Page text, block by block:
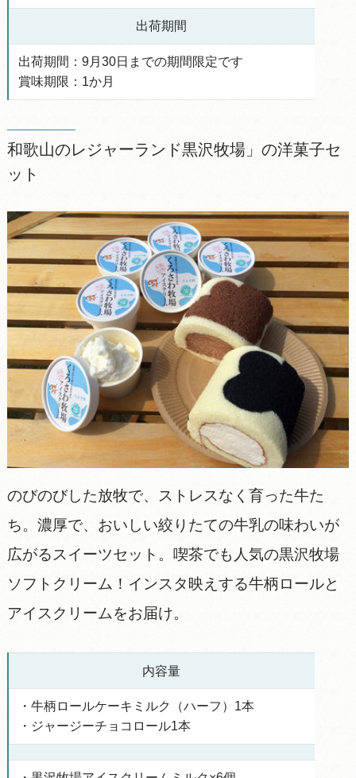
出荷期間
出荷期間：9月30日までの期間限定です
賞味期限：1か月
和歌山のレジャーランド黒沢牧場」の洋菓子セ
ット
のびのびした放牧で、ストレスなく育った牛た
ち。濃厚で、おいしい絞りたての牛乳の味わいが
広がるスイーツセット。喫茶でも人気の黒沢牧場
ソフトクリーム！インスタ映えする牛柄ロールと
アイスクリームをお届け。
内容量
・牛柄ロールケーキミルク（ハーフ）1本
・ジャージーチョコロール1本